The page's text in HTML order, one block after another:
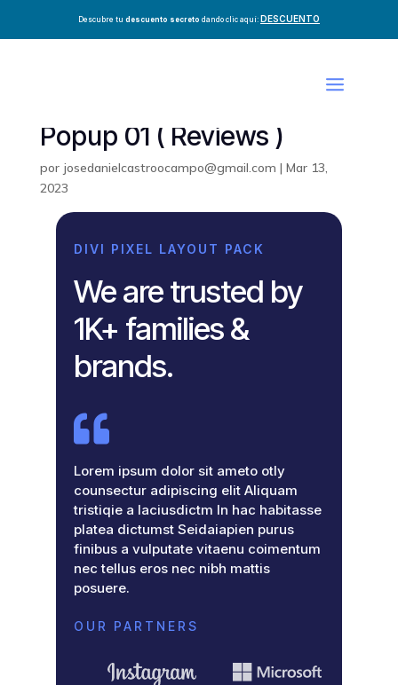
Descubre tu descuento secreto dando clic aquí: DESCUENTO
Popup 01 ( Reviews )
por josedanielcastroocampo@gmail.com | Mar 13,
2023
DIVI PIXEL LAYOUT PACK
We are trusted by
1K+ families &
brands.

Lorem ipsum dolor sit ameto otly
counsectur adipiscing elit Aliquam
tristiqie a laciusdictm In hac habitasse
platea dictumst Seidaiapien purus
finibus a vulputate vitaenu coimentum
nec tellus eros nec nibh mattis
posuere.
OUR PARTNERS